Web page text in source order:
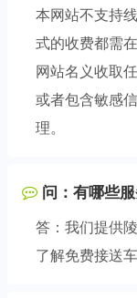
本网站不支持
式的收费都需
网站名义收取
或者包含敏感
理。
问：有哪些服
答：我们提供
了解免费接送